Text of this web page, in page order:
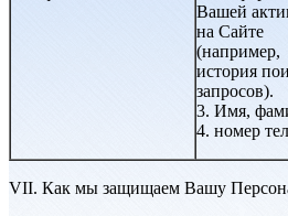
Вашей
на Сайте
(например,
история
запросов).
3. Имя,
4. номер
VII. Как мы защищаем Вашу